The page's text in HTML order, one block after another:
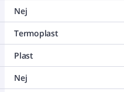
Nej
Termoplast
Plast
Nej